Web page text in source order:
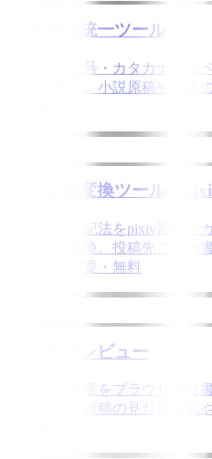
全角半角統一ツール
英数字・記号・カタカナ・ス
で一括統一。小説原稿や台本
ルビ記法変換ツール（
小説のルビ記法をpixiv形式と
式で相互変換。投稿先ごとの
理。登録不要・無料
縦書きプレビュー
入力した文章をブラウザで縦
人誌・小説原稿の見た目確認